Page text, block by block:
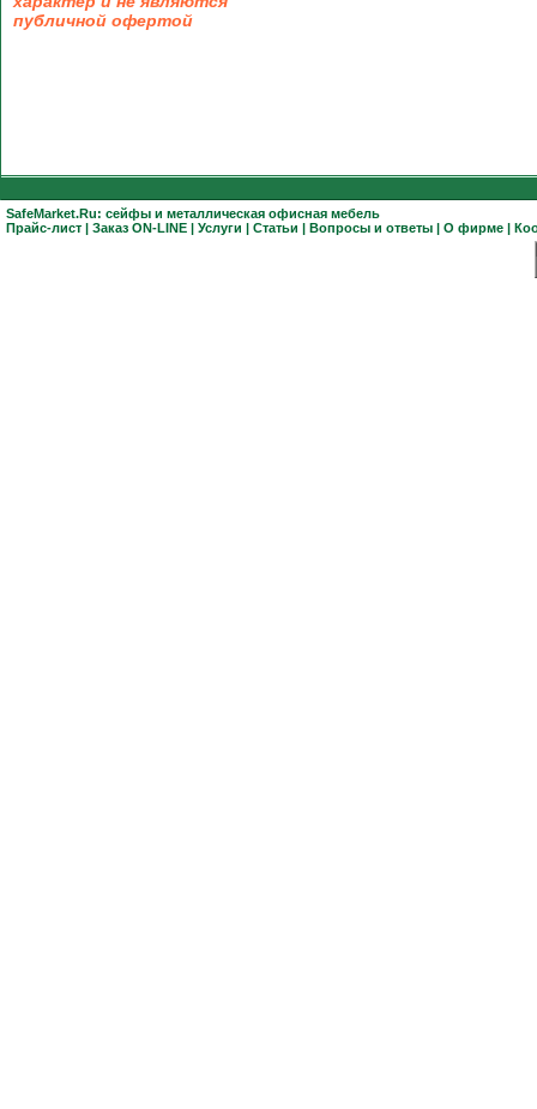
публичной офертой
SafeMarket.Ru: сейфы и металлическая офисная мебель
Прайс-лист | Заказ ON-LINE | Услуги | Статьи | Вопросы и ответы | О фирме |